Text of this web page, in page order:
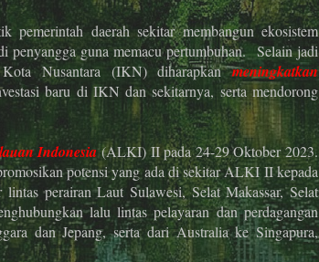
daerah sekitar membangun ekosistem
penyangga guna memacu pertumbuhan. Selain jadi
Nusantara (IKN) diharapkanmeningkatkan
baru di IKN dan sekitarnya, serta mendorong
Indonesia(ALKI) II pada 24-29 Oktober 2023.
potensi yang ada di sekitar ALKI II kepada
perairan Laut Sulawesi, Selat Makassar, Selat
lalu lintas pelayaran dan perdagangan
dan Jepang, serta dari Australia ke Singapura,